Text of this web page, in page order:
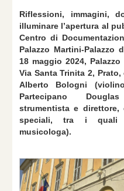
Riflessioni, immagini,
illuminare l’apertura al
Centro di
Palazzo Martini-Palazzo
18 maggio 2024,
Via Santa Trinita 2,
Alberto Bologni
Partecipano
strumentista e direttore,
speciali, tra i quali
musicologa).